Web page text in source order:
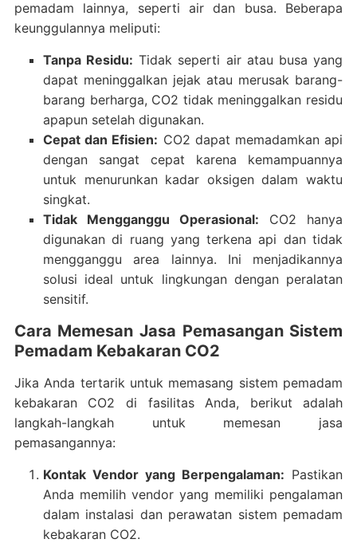
pemadam lainnya, seperti air dan busa. Beberapa
keunggulannya meliputi:
Tanpa Residu: Tidak seperti air atau busa yang
dapat meninggalkan jejak atau merusak barang-
barang berharga, CO2 tidak meninggalkan residu
apapun setelah digunakan.
Cepat dan Efisien: CO2 dapat memadamkan api
dengan sangat cepat karena kemampuannya
untuk menurunkan kadar oksigen dalam waktu
singkat.
Tidak Mengganggu Operasional: CO2 hanya
digunakan di ruang yang terkena api dan tidak
mengganggu area lainnya. Ini menjadikannya
solusi ideal untuk lingkungan dengan peralatan
sensitif.
Cara Memesan Jasa Pemasangan Sistem
Pemadam Kebakaran CO2
Jika Anda tertarik untuk memasang sistem pemadam
kebakaran CO2 di fasilitas Anda, berikut adalah
langkah-langkah untuk memesan jasa
pemasangannya:
Kontak Vendor yang Berpengalaman: Pastikan
Anda memilih vendor yang memiliki pengalaman
dalam instalasi dan perawatan sistem pemadam
kebakaran CO2.